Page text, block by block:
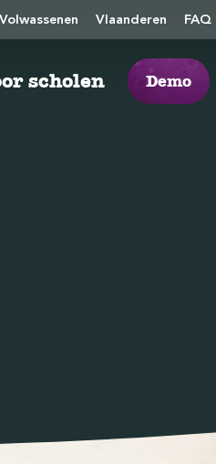
Volwassenen Vlaanderen FAQ
scholen Demo